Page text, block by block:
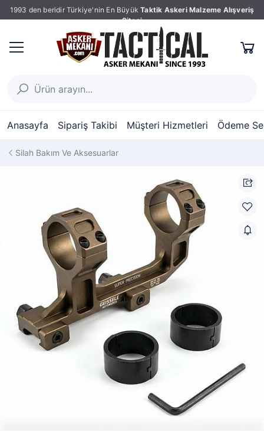
1993 den beridir Türkiye'nin En Büyük Taktik Askeri Malzeme Alışveriş
Sitesi
Anasayfa Sipariş Takibi Müşteri Hizmetleri Ödeme
Silah Bakım Ve Aksesuarlar